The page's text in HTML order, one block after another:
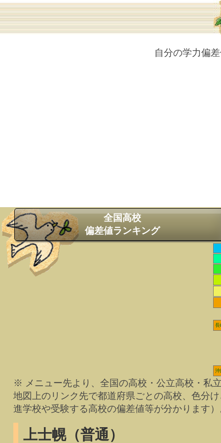
自分の学力偏
全国高校
偏差値ランキング
長
沖
※ メニュー先より、全国の高校・公立高校・私
地図上のリンク先で都道府県ごとの高校、色分
進学校や受験する高校の偏差値等が分かります
上士幌（普通）